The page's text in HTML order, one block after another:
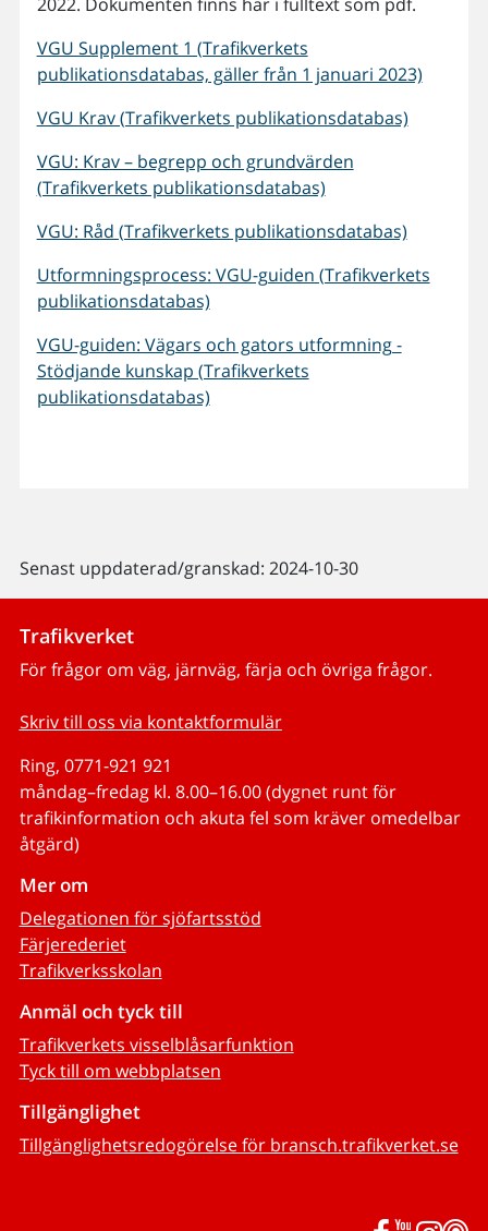
VGU Supplement 1 (Trafikverkets
publikationsdatabas, gäller från 1 januari 2023)
VGU Krav (Trafikverkets publikationsdatabas)
VGU: Krav – begrepp och grundvärden
(Trafikverkets publikationsdatabas)
VGU: Råd (Trafikverkets publikationsdatabas)
Utformningsprocess: VGU-guiden (Trafikverkets
publikationsdatabas)
VGU-guiden: Vägars och gators utformning -
Stödjande kunskap (Trafikverkets
publikationsdatabas)
Senast uppdaterad/granskad: 2024-10-30
Trafikverket
För frågor om väg, järnväg, färja och övriga frågor.
Skriv till oss via kontaktformulär
Ring, 0771-921 921
måndag–fredag kl. 8.00–16.00 (dygnet runt för
trafikinformation och akuta fel som kräver omedelbar
åtgärd)
Mer om
Delegationen för sjöfartsstöd
Färjerederiet
Trafikverksskolan
Anmäl och tyck till
Trafikverkets visselblåsarfunktion
Tyck till om webbplatsen
Tillgänglighet
Tillgänglighetsredogörelse för bransch.trafikverket.se